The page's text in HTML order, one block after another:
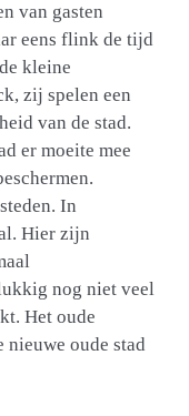
van gasten
eens flink de tijd
kleine
zij spelen een
van de stad.
er moeite mee
In
Hier zijn
nog niet veel
Het oude
nieuwe oude stad